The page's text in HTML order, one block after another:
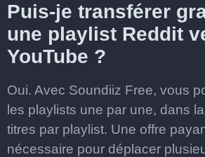
Puis-je transférer
une playlist Reddit
YouTube ?
Oui. Avec Soundiiz Free, vous
les playlists une par une, dans
titres par playlist. Une offre
nécessaire pour déplacer